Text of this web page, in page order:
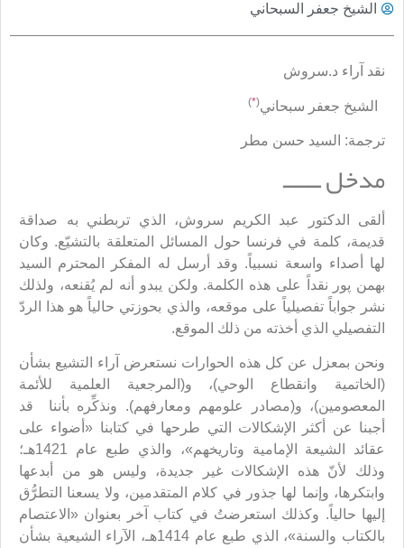
الشيخ جعفر السبحاني
نقد آراء د.سروش
الشيخ جعفر سبحاني(
*
)
ترجمة: السيد حسن مطر
مدخل ــــــ
ألقى الدكتور عبد الكريم سروش، الذي تربطني به صداقة
قديمة، كلمة في فرنسا حول المسائل المتعلقة بالتشيّع. وكان
لها أصداء واسعة نسبياً. وقد أرسل له المفكر المحترم السيد
بهمن پور نقداً على هذه الكلمة. ولكن يبدو أنه لم يُقنعه، ولذلك
نشر جواباً تفصيلياً على موقعه، والذي بحوزتي حالياً هو هذا الردّ
التفصيلي الذي أخذته من ذلك الموقع.
ونحن بمعزل عن كل هذه الحوارات نستعرض آراء التشيع بشأن
(الخاتمية وانقطاع الوحي)، و(المرجعية العلمية للأئمة
المعصومين)، و(مصادر علومهم ومعارفهم). ونذكِّره بأننا قد
أجبنا عن أكثر الإشكالات التي طرحها في كتابنا «أضواء على
عقائد الشيعة الإمامية وتاريخهم»، والذي طبع عام 1421هـ؛
وذلك لأنّ هذه الإشكالات غير جديدة، وليس هو من أبدعها
وابتكرها، وإنما لها جذور في كلام المتقدمين، ولا يسعنا التطرُّق
إليها حالياً. وكذلك استعرضتُ في كتاب آخر بعنوان «الاعتصام
بالكتاب والسنة»، الذي طبع عام 1414هـ، الآراء الشيعية بشأن